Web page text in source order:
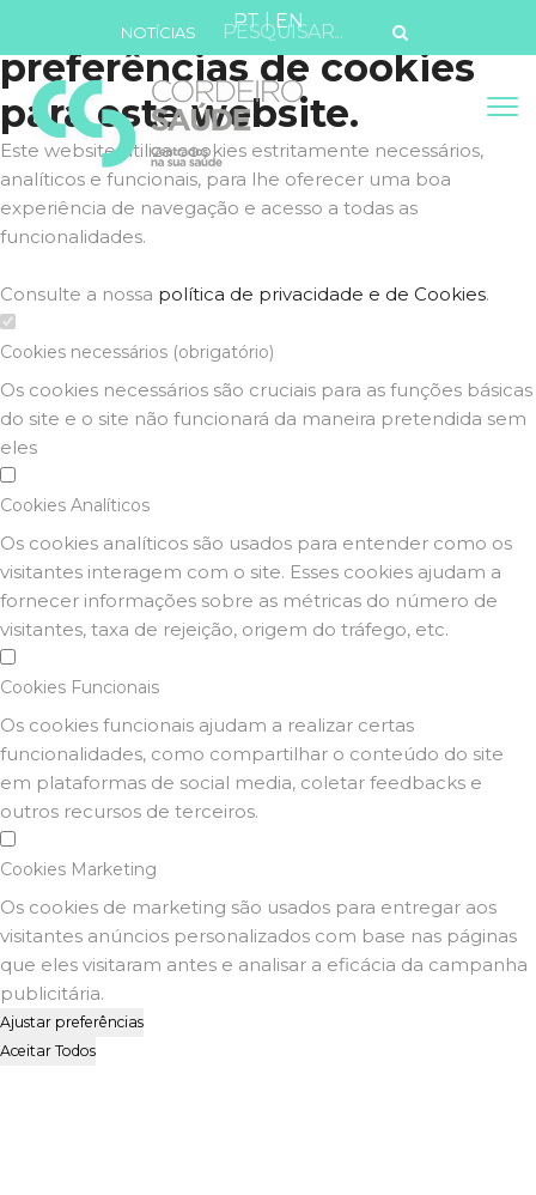
Defina as suas
preferências de cookies
para este website.
Este website utiliza cookies estritamente necessários,
analíticos e funcionais, para lhe oferecer uma boa
experiência de navegação e acesso a todas as
funcionalidades.
Consulte a nossa política de privacidade e de Cookies.
Cookies necessários (obrigatório)
Os cookies necessários são cruciais para as funções básicas
do site e o site não funcionará da maneira pretendida sem
eles
Cookies Analíticos
Os cookies analíticos são usados para entender como os
visitantes interagem com o site. Esses cookies ajudam a
fornecer informações sobre as métricas do número de
visitantes, taxa de rejeição, origem do tráfego, etc.
Cookies Funcionais
Os cookies funcionais ajudam a realizar certas
funcionalidades, como compartilhar o conteúdo do site
em plataformas de social media, coletar feedbacks e
outros recursos de terceiros.
Cookies Marketing
Os cookies de marketing são usados para entregar aos
visitantes anúncios personalizados com base nas páginas
que eles visitaram antes e analisar a eficácia da campanha
publicitária.
Ajustar preferências
Aceitar Todos
PT| EN
NOTÍCIAS